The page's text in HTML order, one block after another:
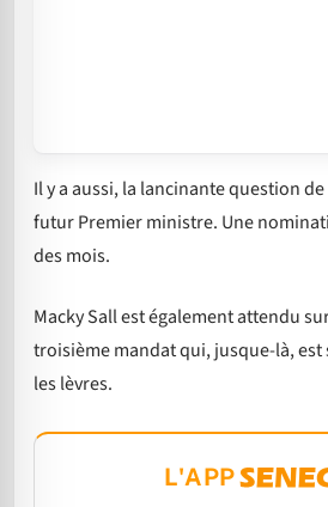
Il y a aussi, la lancinante question
futur Premier ministre. Une
des mois.
Macky Sall est également attendu
troisième mandat qui, jusque-là,
les lèvres.
L'APP